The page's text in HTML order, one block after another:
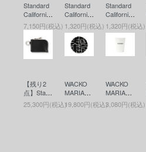
Standard
California
(スタンダ
ードカリ
フォルニ
ア) SD Fr
agrance
7,150円(税込)
Standard
California
(スタンダ
ードカリ
フォルニ
ア) SD Co
in Case
1,320円(税込)
Standard
California
(スタンダ
ードカリ
フォルニ
in Case
E
1,320円(税込)
【残り2
点】Stand
ard Califor
nia(スタ
25,300円(税込)
WACKO
MARIA
(ワコマリ
ア) RUG
19,800円(税込)
WACKO
MARIA
(ワコマリ
ア) MUG
3,080円(税込)